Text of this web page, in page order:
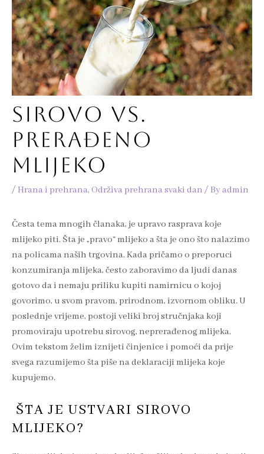
SIROVO VS.
PRERAĐENO
MLIJEKO
/ Hrana i prehrana, Održiva prehrana svaki dan / Byadmin
Česta tema mnogih članaka, je upravo rasprava koje
mlijeko piti. Šta je „pravo“ mlijeko a šta je ono što nalazimo
na policama naših trgovina. Kada pričamo o preporuci
konzumiranja mlijeka, često zaboravimo da ljudi danas
gotovo da i nemaju priliku kupiti namirnicu o kojoj
govorimo, u svom pravom, prirodnom, izvornom obliku. U
poslednje vrijeme, postoji veliki broj stručnjaka koji
promoviraju upotrebu sirovog, neprerađenog mlijeka.
Ovim tekstom želim iznijeti činjenice i pomoći da prije
svega razumijemo šta piše na deklaraciji mlijeka koje
kupujemo.
ŠTA JE USTVARI SIROVO
MLIJEKO?